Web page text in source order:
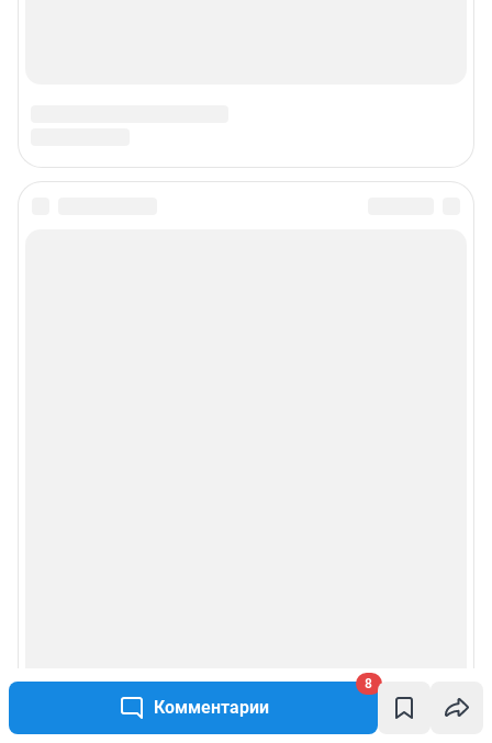
Комментарии
8